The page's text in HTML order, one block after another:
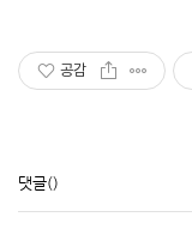
공감
댓글()